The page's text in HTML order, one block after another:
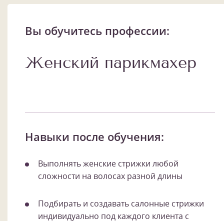
Вы обучитесь профессии:
Женский парикмахер
Навыки после обучения:
Выполнять женские стрижки любой
сложности на волосах разной длины
Подбирать и создавать салонные стрижки
индивидуально под каждого клиента с